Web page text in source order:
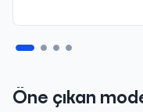
Öne çıkan